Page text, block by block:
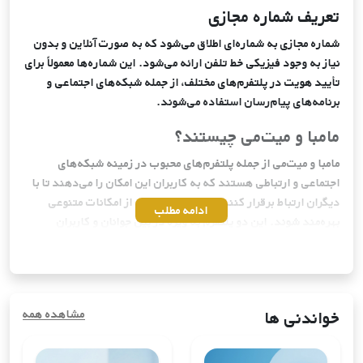
تعریف شماره مجازی
شماره مجازی به شماره‌ای اطلاق می‌شود که به صورت آنلاین و بدون
نیاز به وجود فیزیکی خط تلفن ارائه می‌شود. این شماره‌ها معمولاً برای
تأیید هویت در پلتفرم‌های مختلف، از جمله شبکه‌های اجتماعی و
برنامه‌های پیام‌رسان استفاده می‌شوند.
مامبا و میت‌می چیستند؟
مامبا و میت‌می از جمله پلتفرم‌های محبوب در زمینه شبکه‌های
اجتماعی و ارتباطی هستند که به کاربران این امکان را می‌دهند تا با
دیگران ارتباط برقرار کنند، دوستیابی کنند و از امکانات متنوعی
بهره‌مند شوند. این دو پلتفرم به ویژه در بین جوانان و کاربران
مامبا و میت‌می چه خدماتی ارائه می‌دهند؟
-دوستیابی:ایجاد ارتباطات جدید و پیدا کردن دوستان جدید
ادامه مطلب
خواندنی ها مشاهده همه